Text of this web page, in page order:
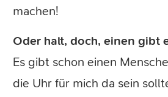
machen!
Oder halt, doch, einen gibt
Es gibt schon einen
die Uhr für mich da sein